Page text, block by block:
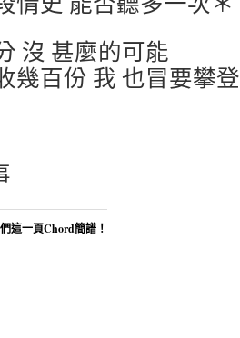
沒 甚麼的可能
幾百份 我 也冒要攀登
這一頁Chord簡譜！